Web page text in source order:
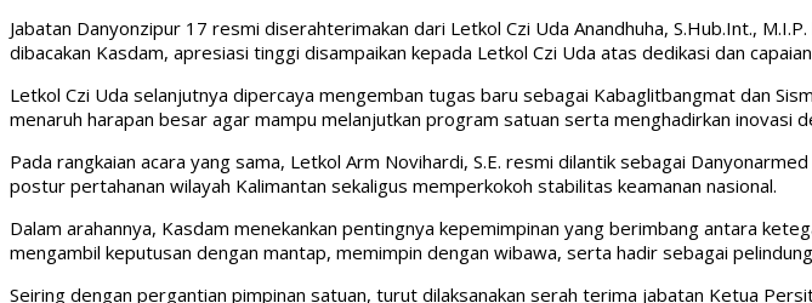
Jabatan Danyonzipur 17 resmi diserahterimakan dari Letkol Czi Uda Anandhuha, S.Hub.Int.,
dibacakan Kasdam, apresiasi tinggi disampaikan kepada Letkol Czi Uda atas dedikasi dan
Letkol Czi Uda selanjutnya dipercaya mengemban tugas baru sebagai Kabaglitbangmat dan
menaruh harapan besar agar mampu melanjutkan program satuan serta menghadirkan inovasi
Pada rangkaian acara yang sama, Letkol Arm Novihardi, S.E. resmi dilantik sebagai
postur pertahanan wilayah Kalimantan sekaligus memperkokoh stabilitas keamanan nasional.
Dalam arahannya, Kasdam menekankan pentingnya kepemimpinan yang berimbang antara
mengambil keputusan dengan mantap, memimpin dengan wibawa, serta hadir sebagai
Seiring dengan pergantian pimpinan satuan, turut dilaksanakan serah terima jabatan Ketua